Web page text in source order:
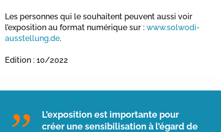
Les personnes qui le souhaitent peuvent aussi voir
l’exposition au format numérique sur : www.solwodi-
ausstellung.de.
Edition : 10/2022
L’exposition est importante pour
créer une sensibilisation à l’égard de